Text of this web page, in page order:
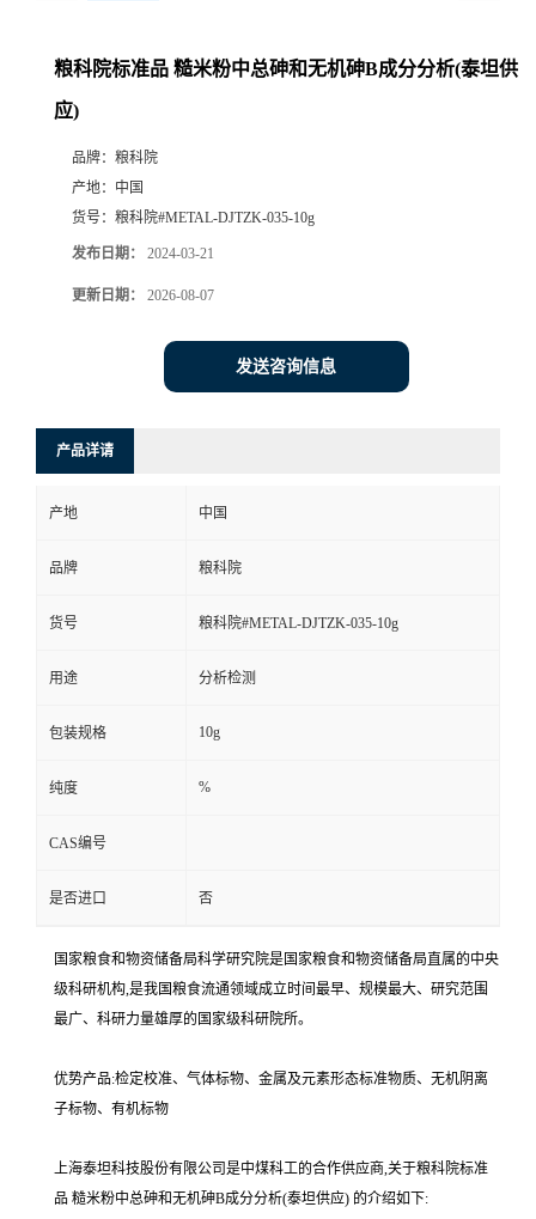
粮科院标准品 糙米粉中总砷和无机砷B成分分析(泰坦供
应)
品牌： 粮科院
产地： 中国
货号： 粮科院#METAL-DJTZK-035-10g
发布日期： 2024-03-21
更新日期： 2026-08-07
发送咨询信息
产品详请
产地 中国
品牌 粮科院
货号 粮科院#METAL-DJTZK-035-10g
用途 分析检测
包装规格 10g
纯度 %
CAS编号
是否进口 否
国家粮食和物资储备局科学研究院是国家粮食和物资储备局直属的中央
级科研机构,是我国粮食流通领域成立时间最早、规模最大、研究范围
最广、科研力量雄厚的国家级科研院所。
优势产品:检定校准、气体标物、金属及元素形态标准物质、无机阴离
子标物、有机标物
上海泰坦科技股份有限公司是中煤科工的合作供应商,关于粮科院标准
品 糙米粉中总砷和无机砷B成分分析(泰坦供应) 的介绍如下: